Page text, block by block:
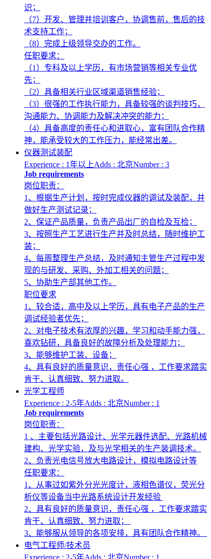
识；
（7）开发、管理并培训客户，协调售前，售后的技
术支持工作；
（8）完成上级领导交办的工作。
任职要求：
（1）专科及以上学历，有市场营销等相关专业优
先；
（2）具备相关行业区域渠道销售经验；
（3）很强的工作执行能力，具备较强的谈判技巧，
沟通能力、协调能力及解决冲突的能力；
（4）具备高度的责任心和进取心，富有团队合作精
神，能承受较大的工作压力，能经常出差。
仪器测试装配
Experience : 1年以上Adds : 北京Number : 3
Job requirements
岗位职责：
1、根据生产计划，按时完成仪器的调试及装配，并
做好生产测试记录；
2、保证产品质量，负责产品出厂的自检及互检；
3、按照生产工艺进行生产并及时总结，随时维护工
装；
4、每周整理生产总结，及时通知主管生产过程中发
现的与研发、采购、外加工相关的问题；
5、协助生产部其他工作。
职位要求
1、较合适，高中及以上学历，具有电子产品的生产
调试经验者优先；
2、对电子技术有浓厚的兴趣，学习和动手能力强，
喜欢钻研，具备良好的故障分析及处理能力；
3、能够维护工装、设备；
4、具有良好的质量意识，责任心强 ，工作要求踏实
肯干、认真细致、努力进取。
光学工程师
Experience : 2-5年Adds : 北京Number : 1
Job requirements
岗位职责：
1 、主要包括光路设计、光学元器件选配、光路机械
建构、光学实验，及与光学相关的生产装调技术。
2、负责光电信号放大电路设计，模拟电路设计等
任职要求：
1、从事过如紫外分光光度计，液相色谱仪，荧光分
析仪等设备当中光路系统设计开发经验
2、具有良好的质量意识，责任心强 ，工作要求踏实
肯干、认真细致、努力进取；
3、能够服从领导的各项安排，具有团队合作精神。
电气工程师/技术员
Experience : 2-5年Adds : 北京Number : 1